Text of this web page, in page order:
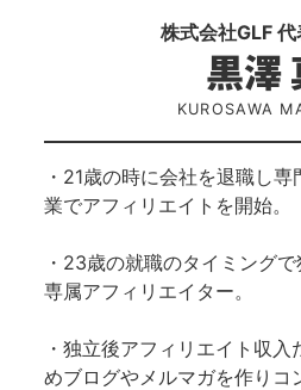
株式会社GLF
黒澤
KUROSAWA
・21歳の時に会社を退職し
業でアフィリエイトを開始。
・23歳の就職のタイミング
専属アフィリエイター。
・独立後アフィリエイト収
めブログやメルマガを作りコ